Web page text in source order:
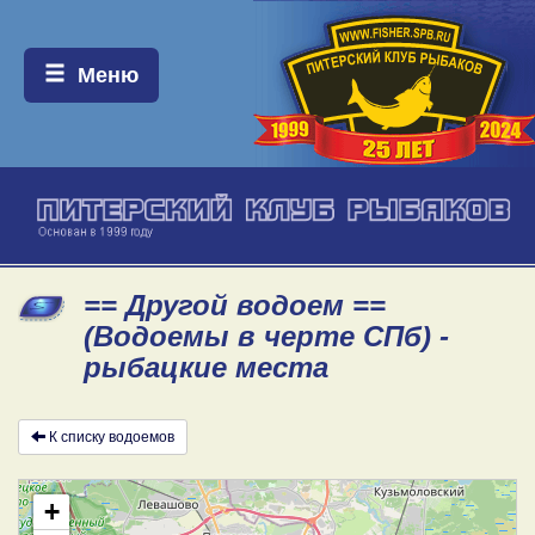
Меню:
Меню
== Другой водоем ==
(Водоемы в черте СПб) -
рыбацкие места
К списку водоемов
+